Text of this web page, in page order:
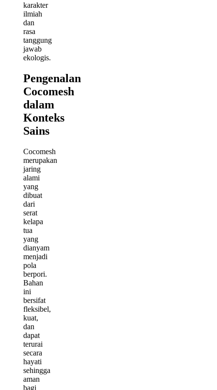
karakter
ilmiah
dan
rasa
tanggung
jawab
ekologis.
Pengenalan
Cocomesh
dalam
Konteks
Sains
Cocomesh
merupakan
jaring
alami
yang
dibuat
dari
serat
kelapa
tua
yang
dianyam
menjadi
pola
berpori.
Bahan
ini
bersifat
fleksibel,
kuat,
dan
dapat
terurai
secara
hayati
sehingga
aman
bagi